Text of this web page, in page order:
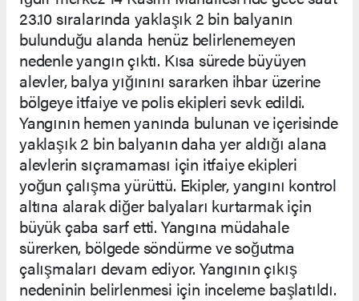
23.10 sıralarında yaklaşık 2 bin balyanın
bulunduğu alanda henüz belirlenemeyen
nedenle yangın çıktı. Kısa sürede büyüyen
alevler, balya yığınını sararken ihbar üzerine
bölgeye itfaiye ve polis ekipleri sevk edildi.
Yangının hemen yanında bulunan ve içerisinde
yaklaşık 2 bin balyanın daha yer aldığı alana
alevlerin sıçramaması için itfaiye ekipleri
yoğun çalışma yürüttü. Ekipler, yangını kontrol
altına alarak diğer balyaları kurtarmak için
büyük çaba sarf etti. Yangına müdahale
sürerken, bölgede söndürme ve soğutma
çalışmaları devam ediyor. Yangının çıkış
nedeninin belirlenmesi için inceleme başlatıldı.